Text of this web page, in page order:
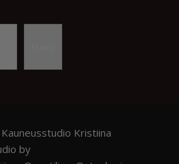
Kristiina
by